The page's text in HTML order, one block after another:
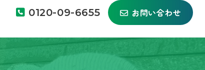
0120-09-6655 お問い合わせ